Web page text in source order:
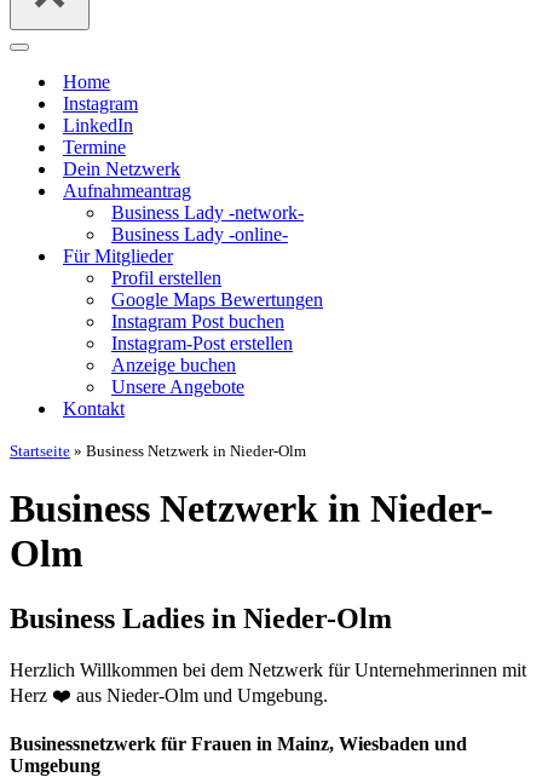
Navigationsmenü
Home
Instagram
LinkedIn
Termine
Dein Netzwerk
Aufnahmeantrag
Business Lady -network-
Business Lady -online-
Für Mitglieder
Profil erstellen
Google Maps Bewertungen
Instagram Post buchen
Instagram-Post erstellen
Anzeige buchen
Unsere Angebote
Kontakt
Startseite » Business Netzwerk in Nieder-Olm
Business Netzwerk in Nieder-
Olm
Business Ladies in Nieder-Olm
Herzlich Willkommen bei dem Netzwerk für Unternehmerinnen mit
Herz ❤️ aus Nieder-Olm und Umgebung.
Businessnetzwerk für Frauen in Mainz, Wiesbaden und
Umgebung